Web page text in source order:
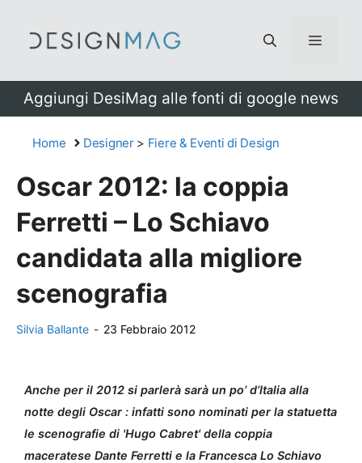
Menu
Aggiungi DesiMag alle fonti di google news
Home Designer> Fiere & Eventi di Design
Oscar 2012: la coppia
Ferretti – Lo Schiavo
candidata alla migliore
scenografia
Silvia Ballante - 23 Febbraio 2012
Anche per il 2012 si parlerà sarà un po’ d’Italia alla
notte degli Oscar : infatti sono nominati per la statuetta
le scenografie di 'Hugo Cabret' della coppia
maceratese Dante Ferretti e la Francesca Lo Schiavo